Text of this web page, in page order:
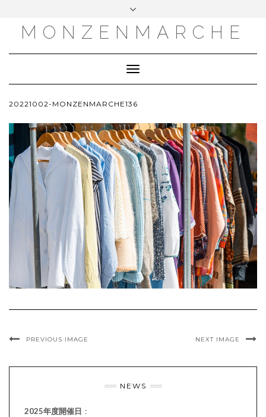
MONZENMARCHE
Toggle
Navigation
20221002-MONZENMARCHE136
PREVIOUS IMAGE NEXT IMAGE
NEWS
2025年度開催日 ：